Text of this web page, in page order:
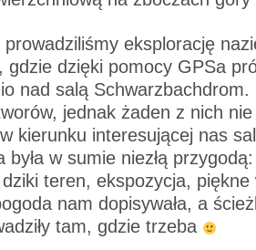
prowadziliśmy eksplorację
gdzie dzięki pomocy GPSa
nad salą Schwarzbachdrom.
jednak żaden z nich
kierunku interesującej nas
była w sumie niezłą
teren, ekspozycja, piękne
nam dopisywała, a
tam, gdzie trzeba